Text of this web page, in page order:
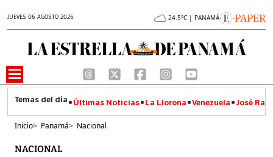
JUEVES 06 AGOSTO 2026 24.5°C | PANAMÁ
Últimas Noticias La Llorona Venezuela José
Inicio> Panamá> Nacional
NACIONAL